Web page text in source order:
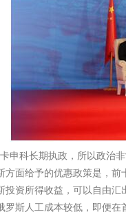
申科长期执政，所以政治
面给予的优惠政策是，前
投资所得收益，可以自由
斯人工成本较低，即便在